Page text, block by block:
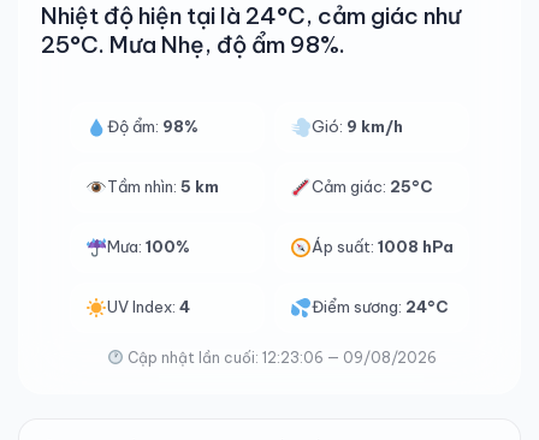
Nhiệt độ hiện tại là 24°C, cảm giác như
25°C. Mưa Nhẹ, độ ẩm 98%.
Độ ẩm: 98% Gió: 9 km/h
Tầm nhìn: 5 km Cảm giác: 25°C
Mưa: 100% Áp suất:1008 hPa
UV Index: 4 Điểm sương: 24°C
Cập nhật lần cuối: 12:23:06 — 09/08/2026